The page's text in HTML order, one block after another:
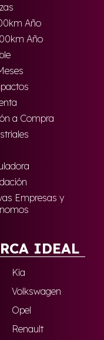
Año
Año
a Compra
Empresas y
IDEAL
Kia
Volkswagen
Opel
Renault